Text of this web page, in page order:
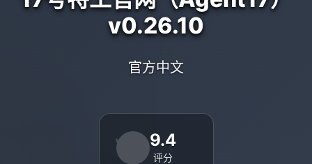
v0.26.10
官方中文
9.4
评分